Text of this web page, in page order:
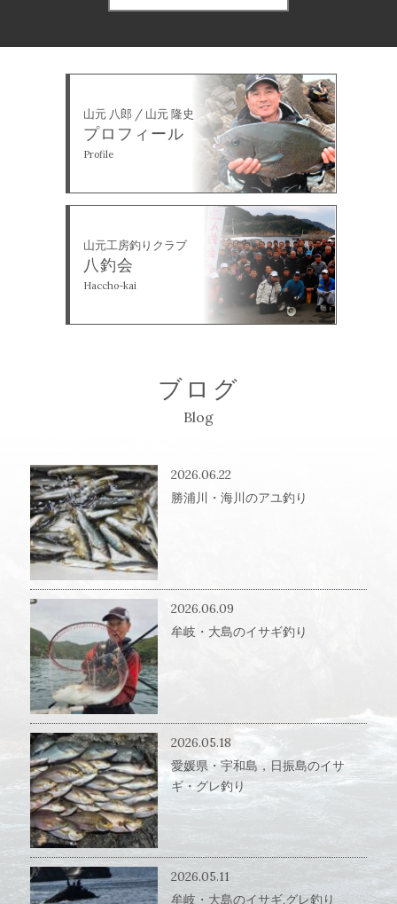
山元 八郎 / 山元 隆史
プロフィール
Profile
山元工房釣りクラブ
八釣会
Haccho-kai
ブログ
Blog
2026.06.22
勝浦川・海川のアユ釣り
2026.06.09
牟岐・大島のイサギ釣り
2026.05.18
愛媛県・宇和島，日振島のイサ
ギ・グレ釣り
2026.05.11
牟岐・大島のイサギ,グレ釣り